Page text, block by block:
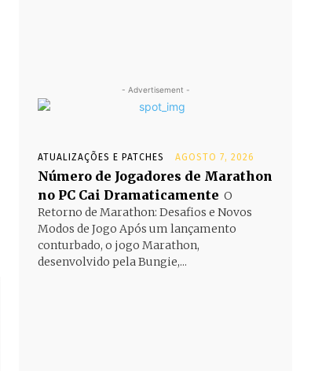
- Advertisement -
ATUALIZAÇÕES E PATCHES AGOSTO 7, 2026
Número de Jogadores de Marathon
no PC Cai Dramaticamente O
Retorno de Marathon: Desafios e Novos
Modos de Jogo Após um lançamento
conturbado, o jogo Marathon,
desenvolvido pela Bungie,...